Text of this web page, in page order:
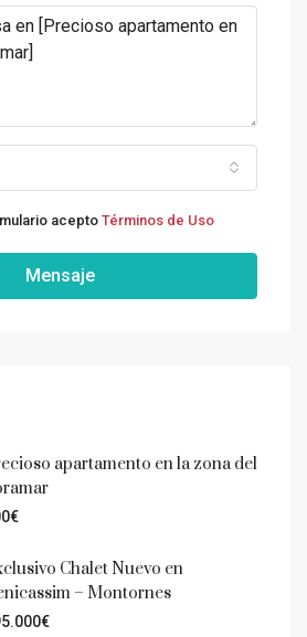
acepto Términos de Uso
Mensaje
apartamento en la zona del
Chalet Nuevo en
– Montornes